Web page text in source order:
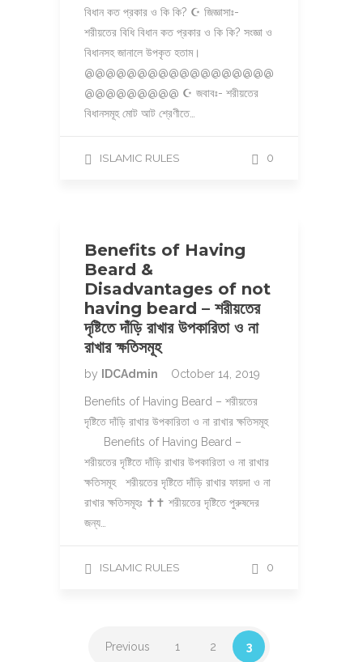
বিধান কত প্রকার ও কি কি? ☪ জিজ্ঞাসাঃ-
শরীয়তের বিধি বিধান কত প্রকার ও কি কি? সংজ্ঞা ও
বিধানসহ জানালে উপকৃত হতাম।
@@@@@@@@@@@@@@@@@@
@@@@@@@@@ ☪ জবাবঃ- শরীয়তের
বিধানসমূহ মোট আট শ্রেণীতে…
ISLAMIC RULES 0
Benefits of Having
Beard &
Disadvantages of not
having beard – শরীয়তের
দৃষ্টিতে দাঁড়ি রাখার উপকারিতা ও না
রাখার ক্ষতিসমূহ
by IDCAdmin October 14, 2019
Benefits of Having Beard – শরীয়তের
দৃষ্টিতে দাঁড়ি রাখার উপকারিতা ও না রাখার ক্ষতিসমূহ
Benefits of Having Beard –
শরীয়তের দৃষ্টিতে দাঁড়ি রাখার উপকারিতা ও না রাখার
ক্ষতিসমূহ শরীয়তের দৃষ্টিতে দাঁড়ি রাখার ফায়দা ও না
রাখার ক্ষতিসমূহঃ ✝✝ শরীয়তের দৃষ্টিতে পুরুষদের
জন্য…
ISLAMIC RULES 0
Previous 1 2 3